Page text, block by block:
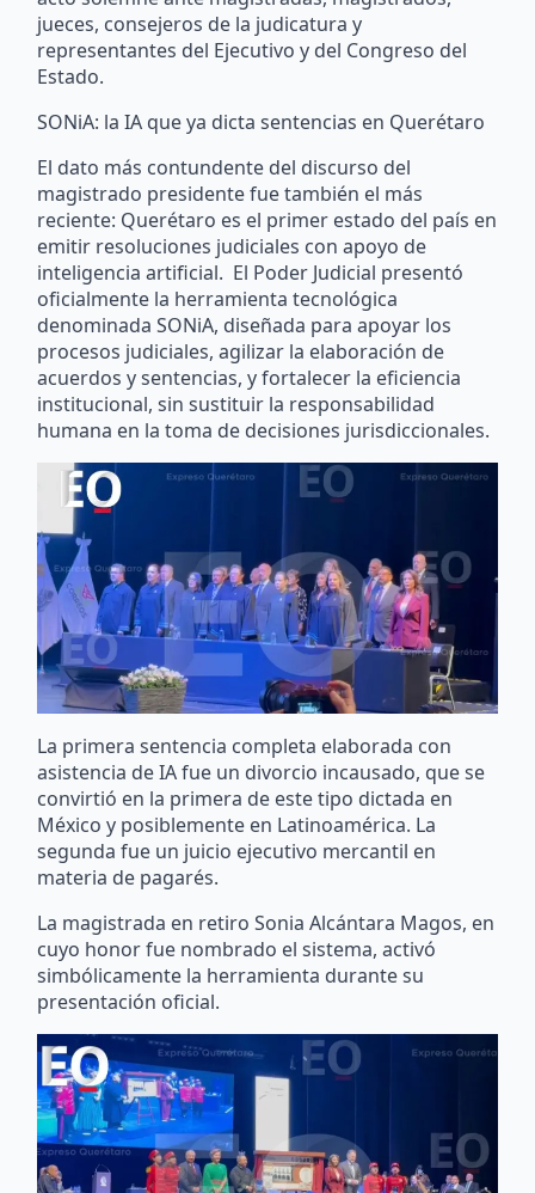
jueces, consejeros de la judicatura y
representantes del Ejecutivo y del Congreso del
Estado.
SONiA: la IA que ya dicta sentencias en Querétaro
El dato más contundente del discurso del
magistrado presidente fue también el más
reciente: Querétaro es el primer estado del país en
emitir resoluciones judiciales con apoyo de
inteligencia artificial. El Poder Judicial presentó
oficialmente la herramienta tecnológica
denominada SONiA, diseñada para apoyar los
procesos judiciales, agilizar la elaboración de
acuerdos y sentencias, y fortalecer la eficiencia
institucional, sin sustituir la responsabilidad
humana en la toma de decisiones jurisdiccionales.
La primera sentencia completa elaborada con
asistencia de IA fue un divorcio incausado, que se
convirtió en la primera de este tipo dictada en
México y posiblemente en Latinoamérica. La
segunda fue un juicio ejecutivo mercantil en
materia de pagarés.
La magistrada en retiro Sonia Alcántara Magos, en
cuyo honor fue nombrado el sistema, activó
simbólicamente la herramienta durante su
presentación oficial.